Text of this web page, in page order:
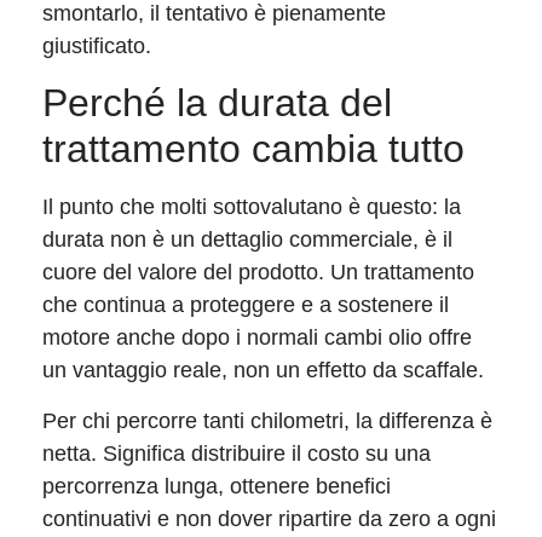
smontarlo, il tentativo è pienamente
giustificato.
Perché la durata del
trattamento cambia tutto
Il punto che molti sottovalutano è questo: la
durata non è un dettaglio commerciale, è il
cuore del valore del prodotto. Un trattamento
che continua a proteggere e a sostenere il
motore anche dopo i normali cambi olio offre
un vantaggio reale, non un effetto da scaffale.
Per chi percorre tanti chilometri, la differenza è
netta. Significa distribuire il costo su una
percorrenza lunga, ottenere benefici
continuativi e non dover ripartire da zero a ogni